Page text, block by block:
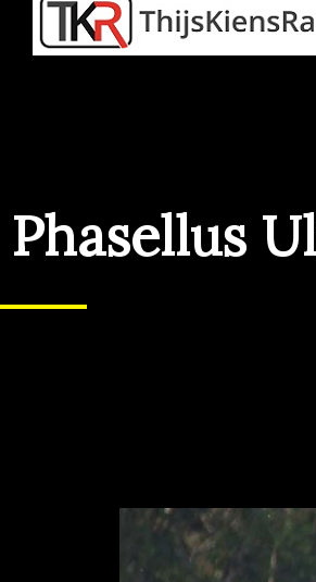
Phasellus